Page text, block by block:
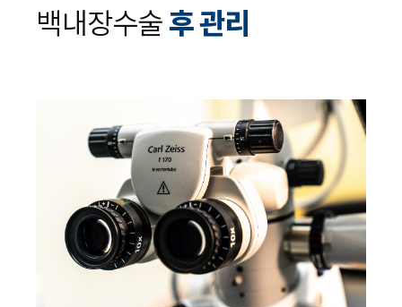
백내장수술후 관리